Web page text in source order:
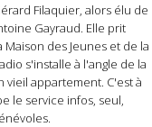
Filaquier, alors élu de
Gayraud. Elle prit
des Jeunes et de la
s'installe à l'angle de la
vieil appartement. C'est à
le service infos, seul,